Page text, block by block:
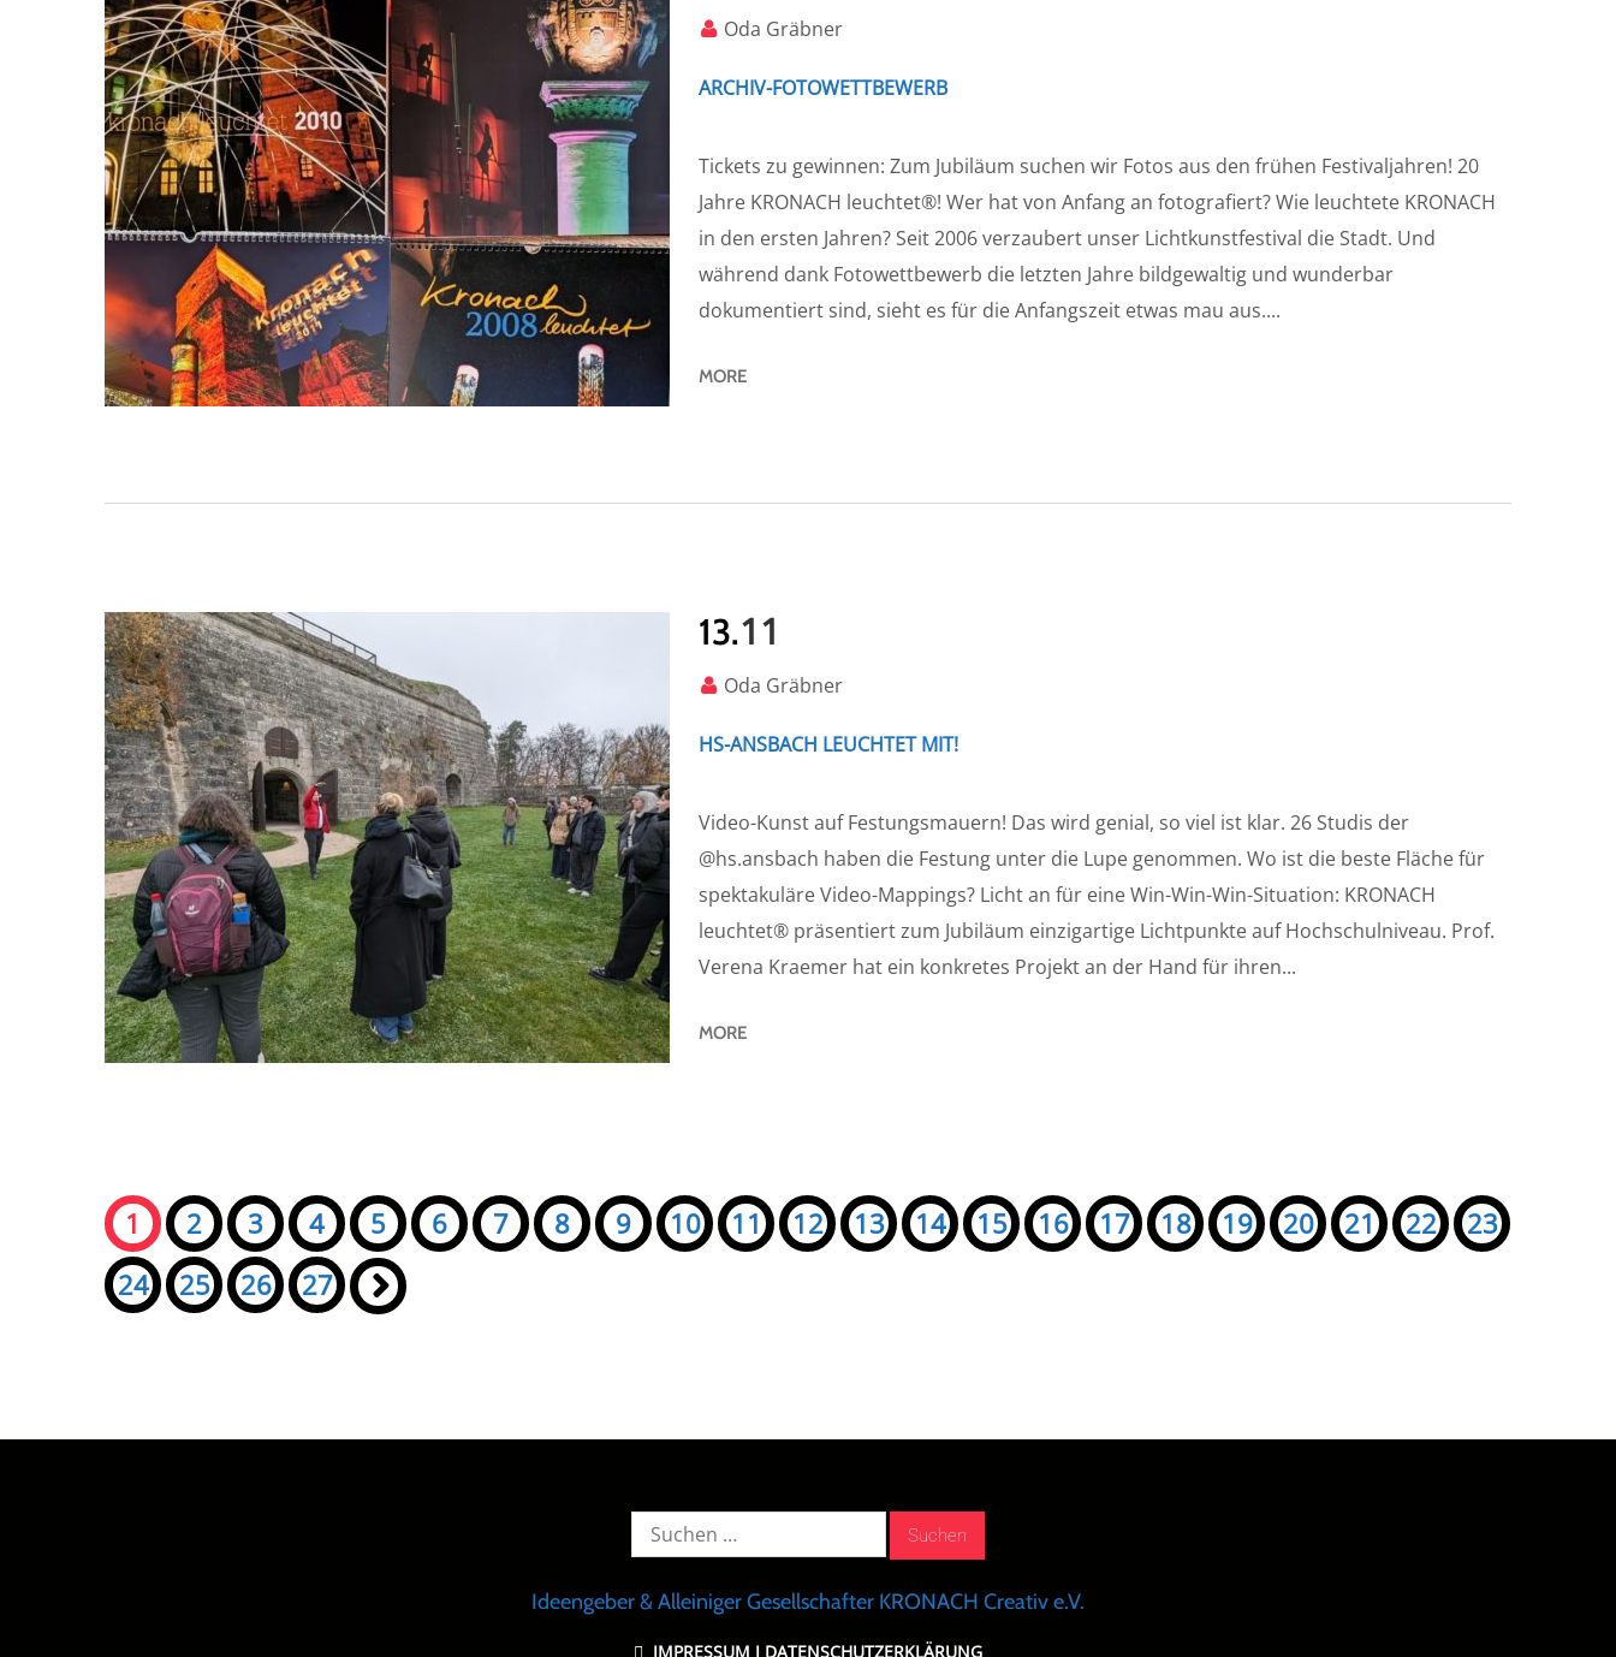
Oda Gräbner
ARCHIV-FOTOWETTBEWERB
Tickets zu gewinnen: Zum Jubiläum suchen wir Fotos aus den frühen Festivaljahren! 20
Jahre KRONACH leuchtet®! Wer hat von Anfang an fotografiert? Wie leuchtete KRONACH
in den ersten Jahren? Seit 2006 verzaubert unser Lichtkunstfestival die Stadt. Und
während dank Fotowettbewerb die letzten Jahre bildgewaltig und wunderbar
dokumentiert sind, sieht es für die Anfangszeit etwas mau aus....
MORE
13.11
Oda Gräbner
HS-ANSBACH LEUCHTET MIT!
Video-Kunst auf Festungsmauern! Das wird genial, so viel ist klar. 26 Studis der
@hs.ansbach haben die Festung unter die Lupe genommen. Wo ist die beste Fläche für
spektakuläre Video-Mappings? Licht an für eine Win-Win-Win-Situation: KRONACH
leuchtet® präsentiert zum Jubiläum einzigartige Lichtpunkte auf Hochschulniveau. Prof.
Verena Kraemer hat ein konkretes Projekt an der Hand für ihren...
MORE
Seiten:
1 2 3 4 5 6 7 8 9 10 11 12 13 14 15 16 17 18 19 20 21 22
23
24
25 26 27 »
Suche
Ideengeber & Alleiniger Gesellschafter KRONACH Creativ e.V.
IMPRESSUM I DATENSCHUTZERKLÄRUNG